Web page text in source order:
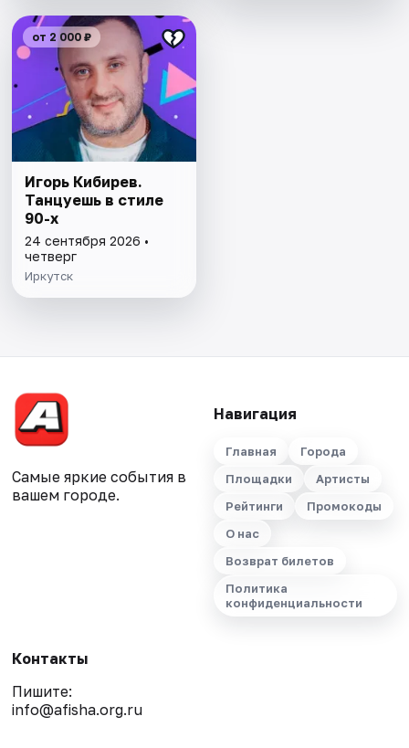
от 2 000 ₽
Игорь Кибирев.
Танцуешь в стиле
90-х
24 сентября 2026 •
четверг
Иркутск
Самые яркие события в
вашем городе.
Навигация
Главная
Города
Площадки
Артисты
Рейтинги
Промокоды
О нас
Возврат билетов
Политика
конфиденциальности
Контакты
Пишите:
info@afisha.org.ru